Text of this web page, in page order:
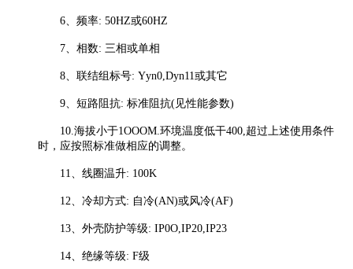
6、频率: 50HZ或60HZ
7、相数: 三相或单相
8、联结组标号: Yyn0,Dyn11或其它
9、短路阻抗: 标准阻抗(见性能参数)
10.海拔小于1OOOM.环境温度低干400,超过上述使用条件
时，应按照标准做相应的调整。
11、线圈温升: 100K
12、冷却方式: 自冷(AN)或风冷(AF)
13、外壳防护等级: IP0O,IP20,IP23
14、绝缘等级: F级